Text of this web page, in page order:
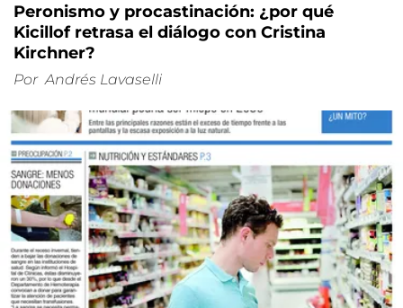
Peronismo y procastinación: ¿por qué
Kicillof retrasa el diálogo con Cristina
Kirchner?
Por Andrés Lavaselli